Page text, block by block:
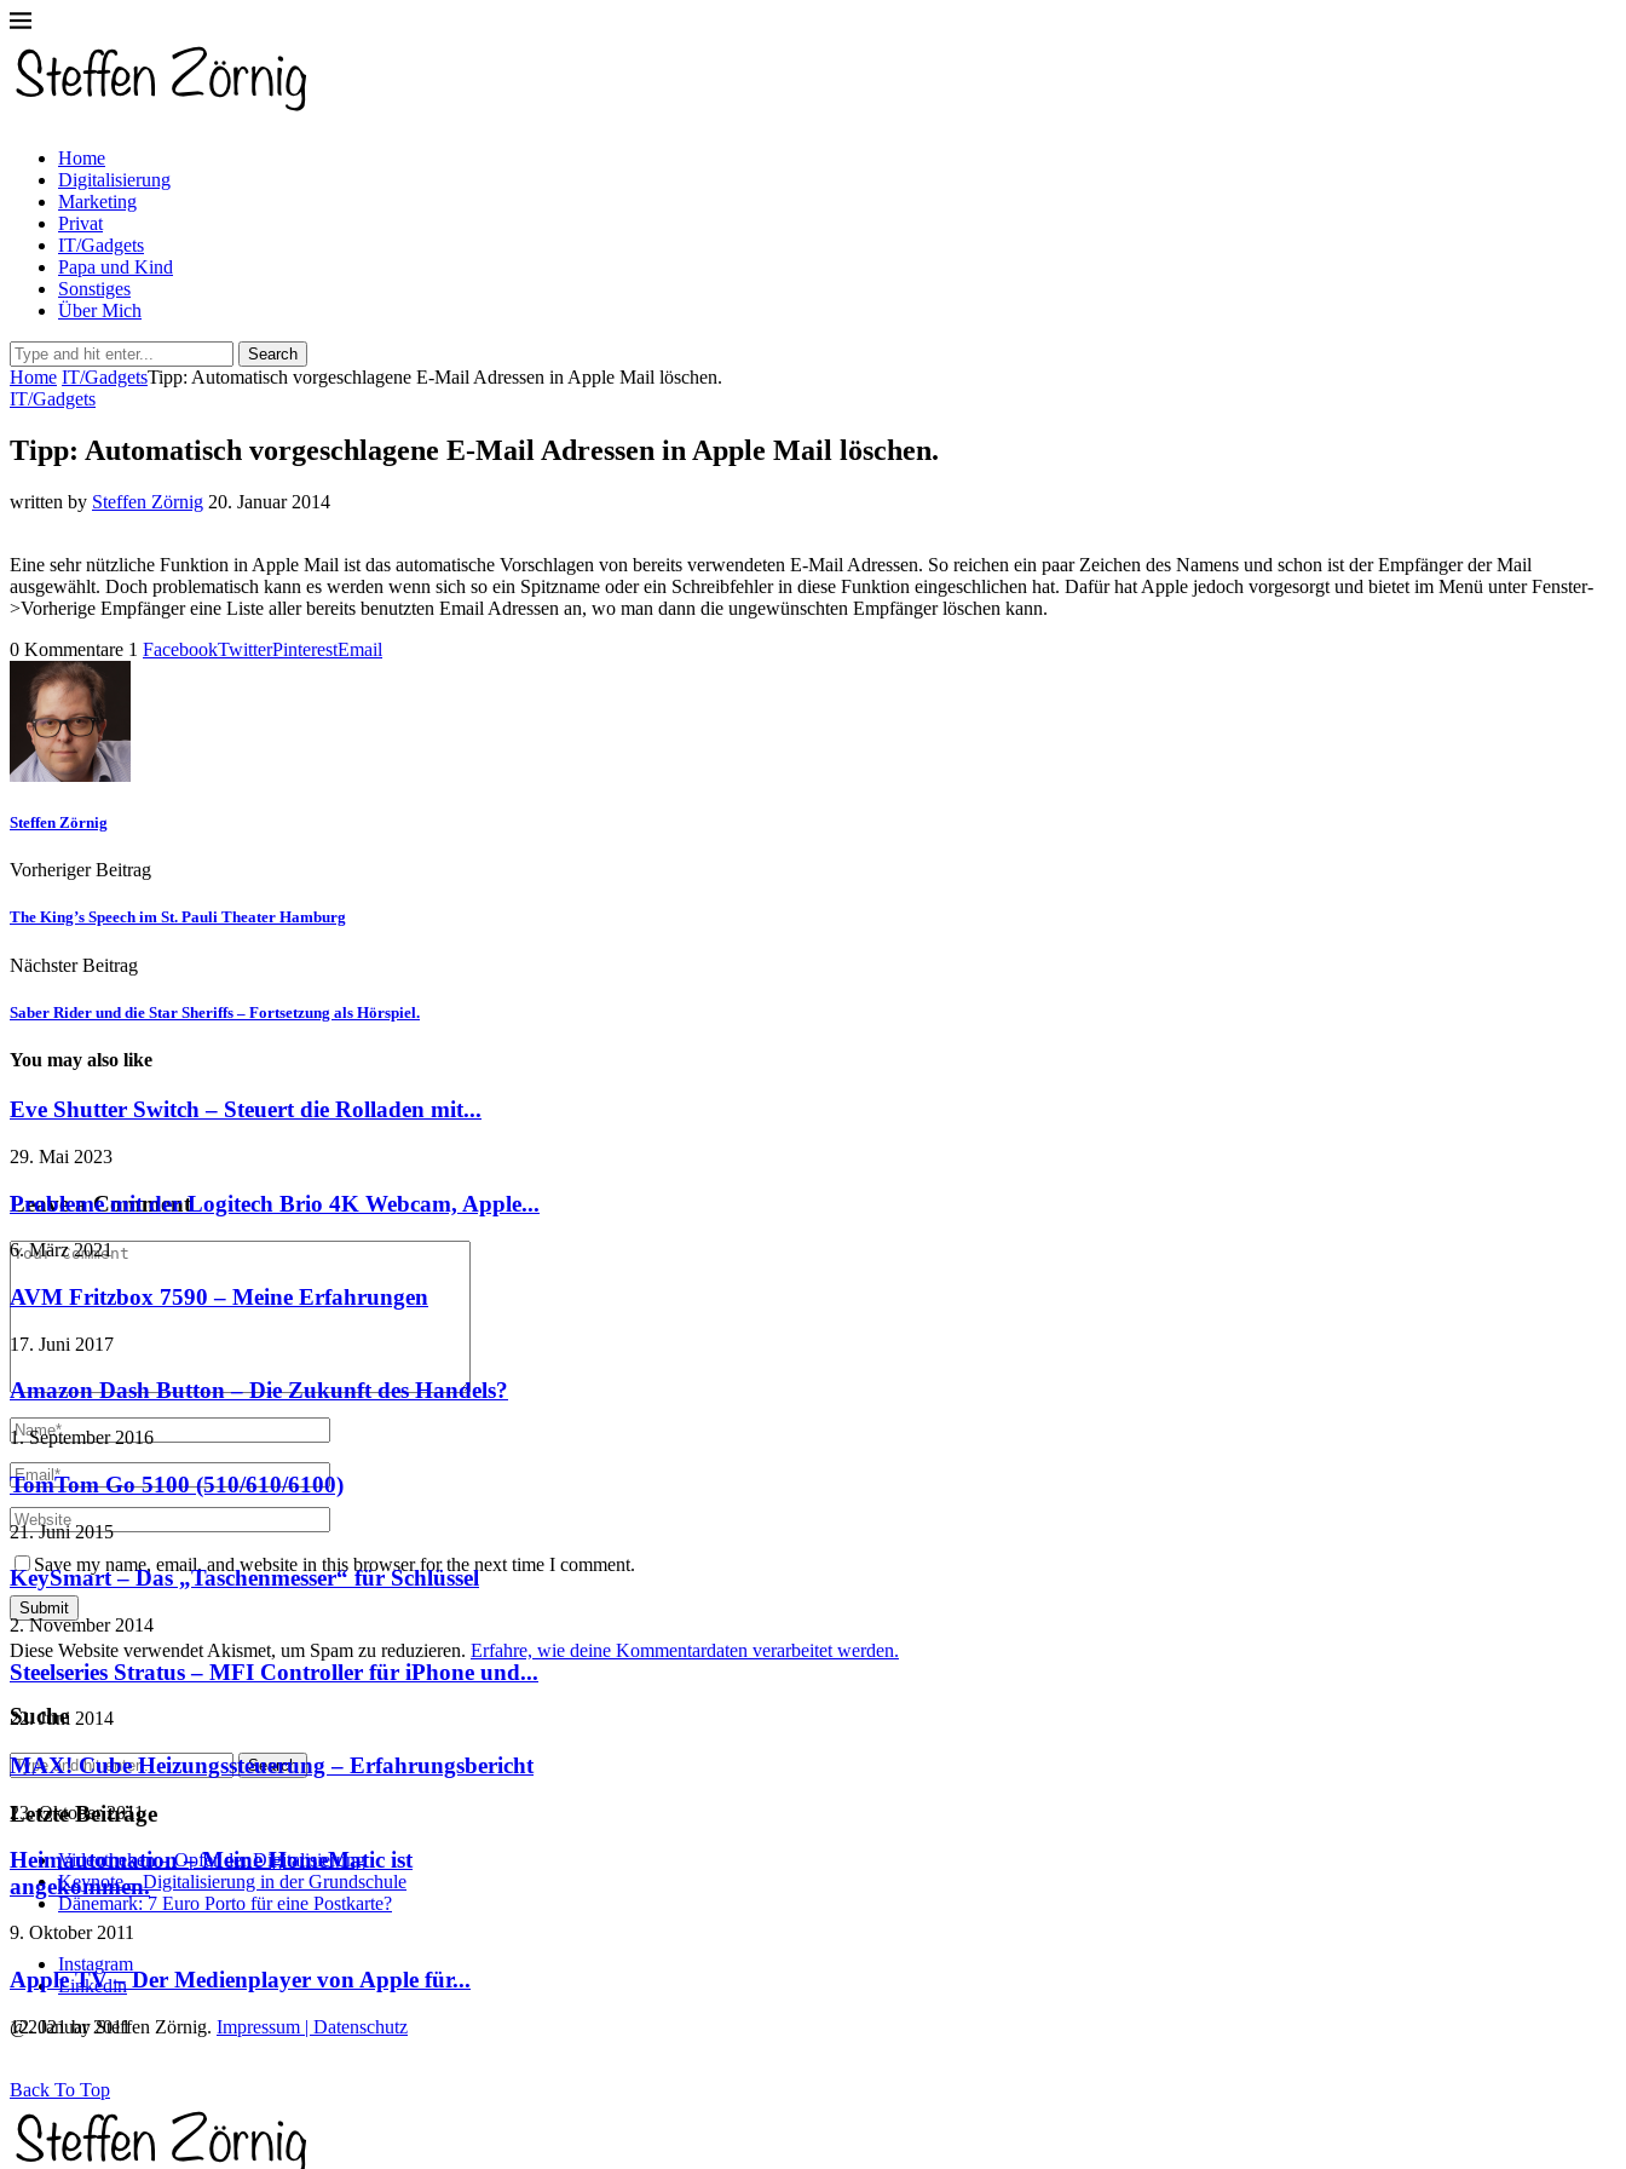
Home
Digitalisierung
Marketing
Privat
IT/Gadgets
Papa und Kind
Sonstiges
Über Mich
Search
Home IT/GadgetsTipp: Automatisch vorgeschlagene E-Mail Adressen in Apple Mail löschen.
IT/Gadgets
Tipp: Automatisch vorgeschlagene E-Mail Adressen in Apple Mail löschen.
written by Steffen Zörnig 20. Januar 2014
Eine sehr nützliche Funktion in Apple Mail ist das automatische Vorschlagen von bereits verwendeten E-Mail Adressen. So reichen ein paar Zeichen des Namens und schon ist der Empfänger der Mail
ausgewählt. Doch problematisch kann es werden wenn sich so ein Spitzname oder ein Schreibfehler in diese Funktion eingeschlichen hat. Dafür hat Apple jedoch vorgesorgt und bietet im Menü unter Fenster-
>Vorherige Empfänger eine Liste aller bereits benutzten Email Adressen an, wo man dann die ungewünschten Empfänger löschen kann.
0 Kommentare 1 FacebookTwitterPinterestEmail
Steffen Zörnig
Vorheriger Beitrag
The King’s Speech im St. Pauli Theater Hamburg
Nächster Beitrag
Saber Rider und die Star Sheriffs – Fortsetzung als Hörspiel.
You may also like
Eve Shutter Switch – Steuert die Rolladen mit...
29. Mai 2023
Probleme mit der Logitech Brio 4K Webcam, Apple...
6. März 2021
AVM Fritzbox 7590 – Meine Erfahrungen
17. Juni 2017
Amazon Dash Button – Die Zukunft des Handels?
1. September 2016
TomTom Go 5100 (510/610/6100)
21. Juni 2015
KeySmart – Das „Taschenmesser“ für Schlüssel
2. November 2014
Steelseries Stratus – MFI Controller für iPhone und...
22. Juni 2014
MAX! Cube Heizungssteuerung – Erfahrungsbericht
23. Oktober 2011
Heimautomation – Meine HomeMatic ist
angekommen.
9. Oktober 2011
Apple TV – Der Medienplayer von Apple für...
12. Januar 2011
Leave a Comment
Save my name, email, and website in this browser for the next time I comment.
Diese Website verwendet Akismet, um Spam zu reduzieren. Erfahre, wie deine Kommentardaten verarbeitet werden.
Suche
Letzte Beiträge
Videotheken – Opfer der Digitalisierung
Keynote – Digitalisierung in der Grundschule
Dänemark: 7 Euro Porto für eine Postkarte?
Instagram
Linkedin
@2021 by Steffen Zörnig. Impressum | Datenschutz
Back To Top